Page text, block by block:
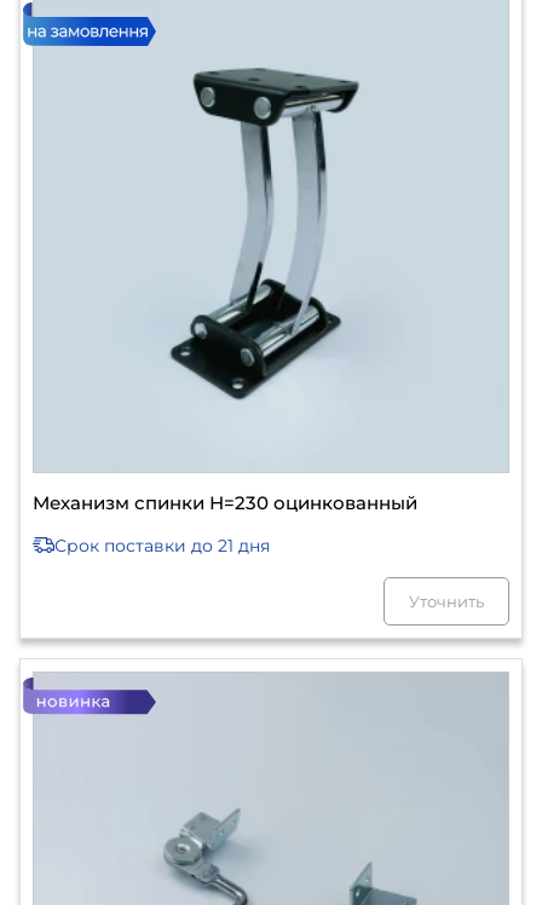
Механизм спинки Н=230 оцинкованный
Срок поставки до 21 дня
Уточнить